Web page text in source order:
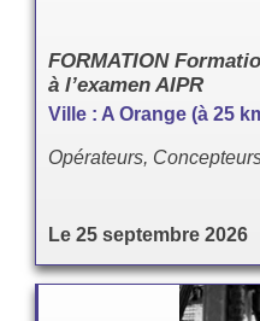
FORMATION
à l’examen AIPR
Ville : A Orange (à 25
Opérateurs,
Le 25 septembre 2026